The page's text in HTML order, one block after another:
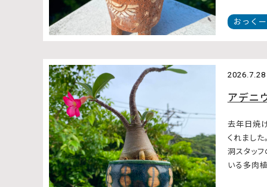
おっく
2026.7.28
アデニ
去年日焼
くれまし
洞スタッフ
いる多肉